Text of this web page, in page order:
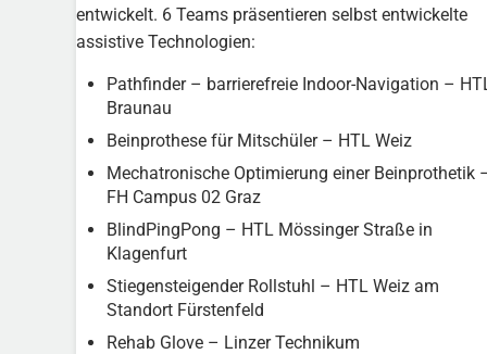
entwickelt. 6 Teams präsentieren selbst entwickelte
assistive Technologien:
Pathfinder – barrierefreie Indoor-Navigation –
Braunau
Beinprothese für Mitschüler – HTL Weiz
Mechatronische Optimierung einer Beinprothetik
FH Campus 02 Graz
BlindPingPong – HTL Mössinger Straße in
Klagenfurt
Stiegensteigender Rollstuhl – HTL Weiz am
Standort Fürstenfeld
Rehab Glove – Linzer Technikum